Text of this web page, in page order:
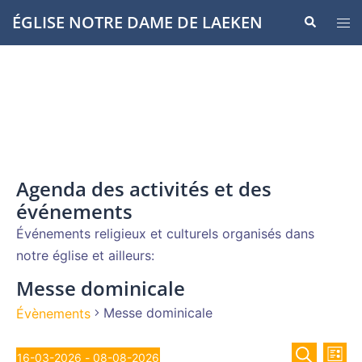
Aller
auÉGLISE NOTRE DAME DE LAEKEN
le
Agenda des activités et des
événements
Événements religieux et culturels organisés dans
notre église et ailleurs:
Messe dominicale
Évènements Messe dominicale
Évènements
16-03-2026 - 08-08-2026